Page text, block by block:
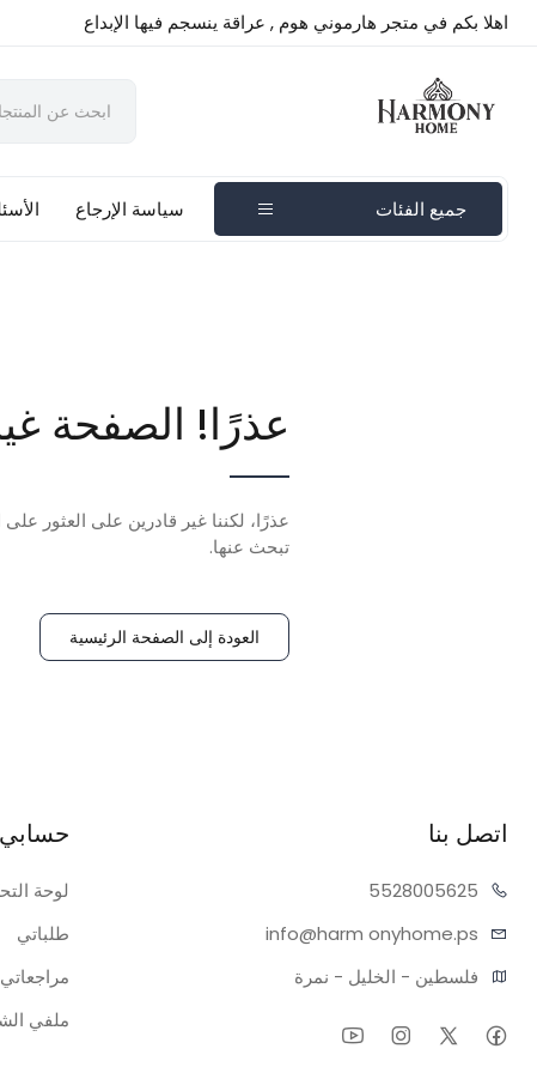
اهلا بكم في متجر هارموني هوم , عراقة ينسجم فيها الإبداع
جميع الفئات سياسة الإرجاع
عذرًا! الصفحة
عذرًا، لكننا غير قادرين على العثور
تبحث عنها.
العودة إلى الصفحة الرئيسية
اتصل بنا
05625
55280
info@harm onyhome.ps
فلسطين - الخليل - نمرة
حسابي
لوحة
طلباتي
مراجعاتي
ملفي